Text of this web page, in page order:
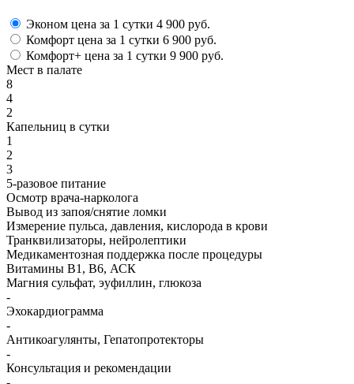
Эконом цена за 1 сутки 4 900 руб.
Комфорт цена за 1 сутки 6 900 руб.
Комфорт+ цена за 1 сутки 9 900 руб.
Мест в палате
8
4
2
Капельниц в сутки
1
2
3
5-разовое питание
Осмотр врача-нарколога
Вывод из запоя/снятие ломки
Измерение пульса, давления, кислорода в крови
Транквилизаторы, нейролептики
Медикаментозная поддержка после процедуры
Витамины B1, B6, АСК
Магния сульфат, эуфиллин, глюкоза
-
Эхокардиограмма
-
Антикоагулянты, Гепатопротекторы
-
Консультация и рекомендации